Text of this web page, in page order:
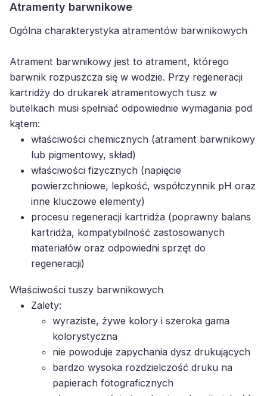
Atramenty barwnikowe
Ogólna charakterystyka atramentów barwnikowych
Atrament barwnikowy jest to atrament, którego
barwnik rozpuszcza się w wodzie. Przy regeneracji
kartridży do drukarek atramentowych tusz w
butelkach musi spełniać odpowiednie wymagania pod
kątem:
właściwości chemicznych (atrament barwnikowy
lub pigmentowy, skład)
właściwości fizycznych (napięcie
powierzchniowe, lepkość, współczynnik pH oraz
inne kluczowe elementy)
procesu regeneracji kartridża (poprawny balans
kartridża, kompatybilność zastosowanych
materiałów oraz odpowiedni sprzęt do
regeneracji)
Właściwości tuszy barwnikowych
Zalety:
wyraziste, żywe kolory i szeroka gama
kolorystyczna
nie powoduje zapychania dysz drukujących
bardzo wysoka rozdzielczość druku na
papierach fotograficznych